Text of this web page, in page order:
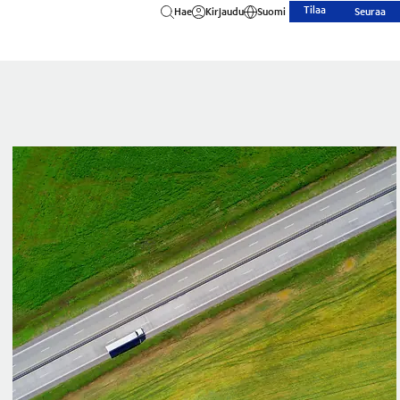
Hae Kirjaudu Suomi Tilaa Seuraa